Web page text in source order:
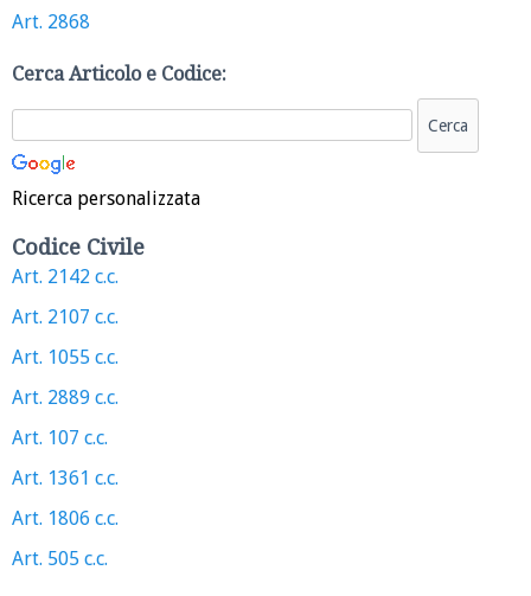
Art. 2868
Cerca Articolo e Codice:
Ricerca personalizzata
Codice Civile
Art. 2142 c.c.
Art. 2107 c.c.
Art. 1055 c.c.
Art. 2889 c.c.
Art. 107 c.c.
Art. 1361 c.c.
Art. 1806 c.c.
Art. 505 c.c.